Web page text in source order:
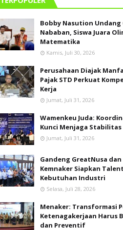
Bobby Nasution Undang
Nababan, Siswa Juara
Matematika
Kamis, Juli 30, 2026
Perusahaan Diajak
Pajak STD Perkuat
Kerja
Jumat, Juli 31, 2026
Wamenkeu Juda:
Kunci Menjaga Stabilitas
Jumat, Juli 31, 2026
Gandeng GreatNusa
Kemnaker Siapkan
Kebutuhan Industri
Selasa, Juli 28, 2026
Menaker: Transformasi
Ketenagakerjaan Harus
dan Preventif